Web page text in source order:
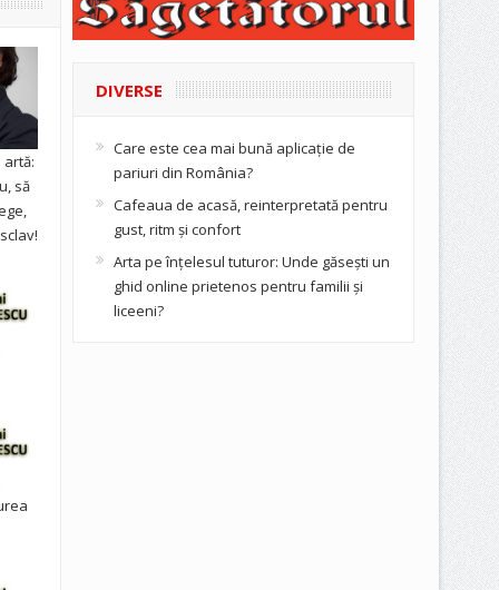
să
DIVERSE
Care este cea mai bună aplicație de
pariuri din România?
Cafeaua de acasă, reinterpretată pentru
gust, ritm și confort
Arta pe înțelesul tuturor: Unde găsești un
ghid online prietenos pentru familii și
liceeni?